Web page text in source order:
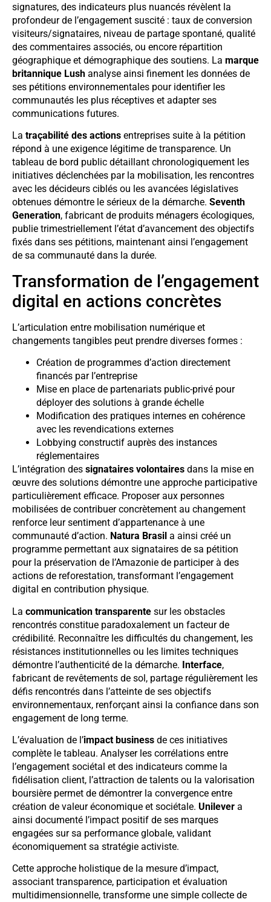
signatures, des indicateurs plus nuancés révèlent la
profondeur de l’engagement suscité : taux de conversion
visiteurs/signataires, niveau de partage spontané, qualité
des commentaires associés, ou encore répartition
géographique et démographique des soutiens. La marque
britannique Lush analyse ainsi finement les données de
ses pétitions environnementales pour identifier les
communautés les plus réceptives et adapter ses
communications futures.
La traçabilité des actions entreprises suite à la pétition
répond à une exigence légitime de transparence. Un
tableau de bord public détaillant chronologiquement les
initiatives déclenchées par la mobilisation, les rencontres
avec les décideurs ciblés ou les avancées législatives
obtenues démontre le sérieux de la démarche. Seventh
Generation, fabricant de produits ménagers écologiques,
publie trimestriellement l’état d’avancement des objectifs
fixés dans ses pétitions, maintenant ainsi l’engagement
de sa communauté dans la durée.
Transformation de l’engagement
digital en actions concrètes
L’articulation entre mobilisation numérique et
changements tangibles peut prendre diverses formes :
Création de programmes d’action directement
financés par l’entreprise
Mise en place de partenariats public-privé pour
déployer des solutions à grande échelle
Modification des pratiques internes en cohérence
avec les revendications externes
Lobbying constructif auprès des instances
réglementaires
L’intégration des signataires volontaires dans la mise en
œuvre des solutions démontre une approche participative
particulièrement efficace. Proposer aux personnes
mobilisées de contribuer concrètement au changement
renforce leur sentiment d’appartenance à une
communauté d’action. Natura Brasil a ainsi créé un
programme permettant aux signataires de sa pétition
pour la préservation de l’Amazonie de participer à des
actions de reforestation, transformant l’engagement
digital en contribution physique.
La communication transparente sur les obstacles
rencontrés constitue paradoxalement un facteur de
crédibilité. Reconnaître les difficultés du changement, les
résistances institutionnelles ou les limites techniques
démontre l’authenticité de la démarche. Interface,
fabricant de revêtements de sol, partage régulièrement les
défis rencontrés dans l’atteinte de ses objectifs
environnementaux, renforçant ainsi la confiance dans son
engagement de long terme.
L’évaluation de l’impact business de ces initiatives
complète le tableau. Analyser les corrélations entre
l’engagement sociétal et des indicateurs comme la
fidélisation client, l’attraction de talents ou la valorisation
boursière permet de démontrer la convergence entre
création de valeur économique et sociétale. Unilever a
ainsi documenté l’impact positif de ses marques
engagées sur sa performance globale, validant
économiquement sa stratégie activiste.
Cette approche holistique de la mesure d’impact,
associant transparence, participation et évaluation
multidimensionnelle, transforme une simple collecte de